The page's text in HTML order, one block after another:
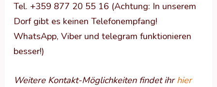
Tel. +359 877 20 55 16 (Achtung: In unserem
Dorf gibt es keinen Telefonempfang!
WhatsApp, Viber und telegram funktionieren
besser!)
Weitere Kontakt-Möglichkeiten findet ihrhier